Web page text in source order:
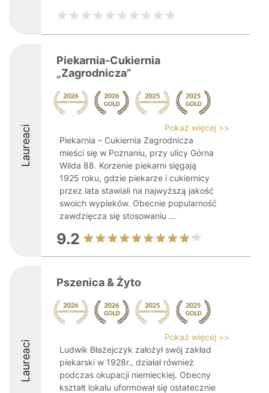
Laureaci
Piekarnia-Cukiernia
„Zagrodnicza”
Pokaż więcej >>
Piekarnia – Cukiernia Zagrodnicza
mieści się w Poznaniu, przy ulicy Górna
Wilda 88. Korzenie piekarni sięgają
1925 roku, gdzie piekarze i cukiernicy
przez lata stawiali na najwyższą jakość
swoich wypieków. Obecnie popularność
zawdzięcza się stosowaniu ...
9.2
Laureaci
Pszenica & Żyto
Pokaż więcej >>
Ludwik Błażejczyk założył swój zakład
piekarski w 1928r., działał również
podczas okupacji niemieckiej. Obecny
kształt lokalu uformował się ostatecznie